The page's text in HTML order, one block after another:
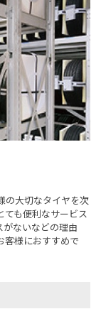
の大切なタイヤを次
ても便利なサービス
ないなどの理由
客様におすすめで